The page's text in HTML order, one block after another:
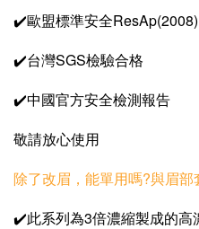
✔️歐盟標準安全ResAp(2008)
✔️台灣SGS檢驗合格
✔️中國官方安全檢測報告
敬請放心使用
除了改眉，能單用嗎?與眉部
✔️此系列為3倍濃縮製成的高